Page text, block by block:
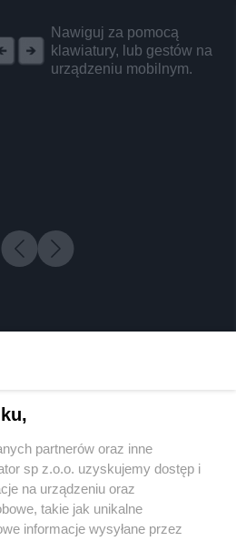
Nawiguj za pomocą
klawiatury, lub gestów na
urządzeniu mobilnym.
partnerów oraz inne
sp z.o.o. uzyskujemy dostęp i
na urządzeniu oraz
takie jak unikalne
informacje wysyłane przez